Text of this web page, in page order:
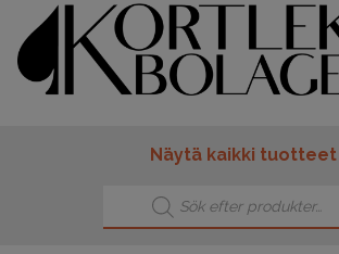
Näytä kaikki tuotteet
Products search